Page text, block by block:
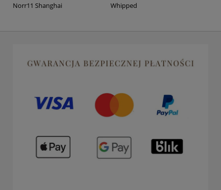
Norr11 Shanghai
Whipped